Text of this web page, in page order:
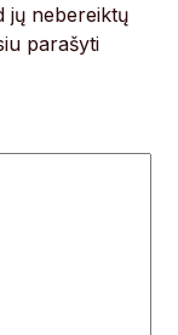
jų nebereiktų
parašyti